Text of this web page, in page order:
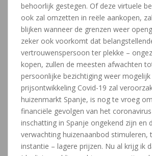
behoorlijk gestegen. Of deze virtuele
ook zal omzetten in reële aankopen,
blijken wanneer de grenzen weer
zeker ook voorkomt dat
vertrouwenspersoon ter plekke –
kopen, zullen de meesten afwachten
persoonlijke bezichtiging weer mogelijk
prijsontwikkeling Covid-19 zal
huizenmarkt Spanje, is nog te vroeg
financiële gevolgen van het
inschatting in Spanje ongekend zijn en
verwachting huizenaanbod stimuleren,
instantie – lagere prijzen. Nu al krijg ik